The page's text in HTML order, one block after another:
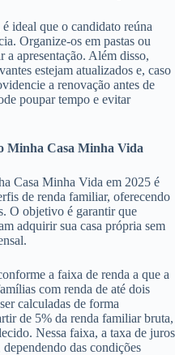
ideal que o candidato reúna
Organize-os em pastas ou
apresentação. Além disso,
estejam atualizados e, caso
a renovação antes de
poupar tempo e evitar
Minha Casa Minha Vida
Casa Minha Vida em 2025 é
de renda familiar, oferecendo
O objetivo é garantir que
adquirir sua casa própria sem
a faixa de renda a que a
com renda de até dois
calculadas de forma
de 5% da renda familiar bruta,
Nessa faixa, a taxa de juros
das condições